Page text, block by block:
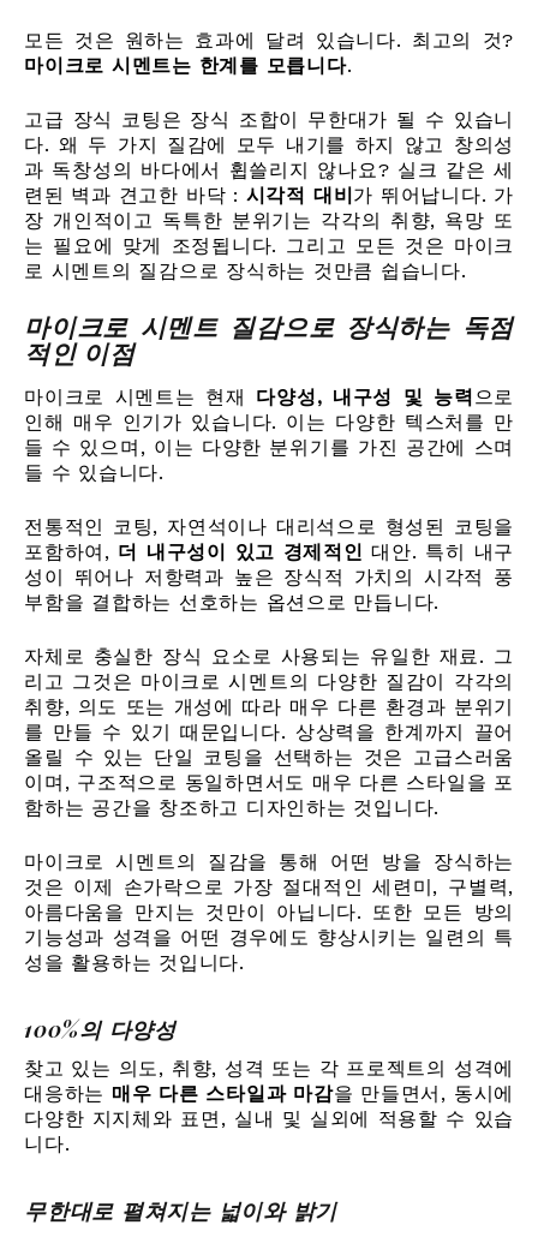
모든 것은 원하는 효과에 달려 있습니다. 최고의 것?
마이크로 시멘트는 한계를 모릅니다.
고급 장식 코팅은 장식 조합이 무한대가 될 수 있습니
다. 왜 두 가지 질감에 모두 내기를 하지 않고 창의성
과 독창성의 바다에서 휩쓸리지 않나요? 실크 같은 세
련된 벽과 견고한 바닥 : 시각적 대비 가 뛰어납니다. 가
장 개인적이고 독특한 분위기는 각각의 취향, 욕망 또
는 필요에 맞게 조정됩니다. 그리고 모든 것은 마이크
로 시멘트의 질감으로 장식하는 것만큼 쉽습니다.
마이크로 시멘트 질감으로 장식하는 독점
적인 이점
마이크로 시멘트는 현재 다양성, 내구성 및 능력 으로
인해 매우 인기가 있습니다. 이는 다양한 텍스처를 만
들 수 있으며, 이는 다양한 분위기를 가진 공간에 스며
들 수 있습니다.
전통적인 코팅, 자연석이나 대리석으로 형성된 코팅을
포함하여, 더 내구성이 있고 경제적인 대안. 특히 내구
성이 뛰어나 저항력과 높은 장식적 가치의 시각적 풍
부함을 결합하는 선호하는 옵션으로 만듭니다.
자체로 충실한 장식 요소로 사용되는 유일한 재료. 그
리고 그것은 마이크로 시멘트의 다양한 질감이 각각의
취향, 의도 또는 개성에 따라 매우 다른 환경과 분위기
를 만들 수 있기 때문입니다. 상상력을 한계까지 끌어
올릴 수 있는 단일 코팅을 선택하는 것은 고급스러움
이며, 구조적으로 동일하면서도 매우 다른 스타일을 포
함하는 공간을 창조하고 디자인하는 것입니다.
마이크로 시멘트의 질감을 통해 어떤 방을 장식하는
것은 이제 손가락으로 가장 절대적인 세련미, 구별력,
아름다움을 만지는 것만이 아닙니다. 또한 모든 방의
기능성과 성격을 어떤 경우에도 향상시키는 일련의 특
성을 활용하는 것입니다.
100%의 다양성
찾고 있는 의도, 취향, 성격 또는 각 프로젝트의 성격에
대응하는 매우 다른 스타일과 마감을 만들면서, 동시에
다양한 지지체와 표면, 실내 및 실외에 적용할 수 있습
니다.
무한대로 펼쳐지는 넓이와 밝기